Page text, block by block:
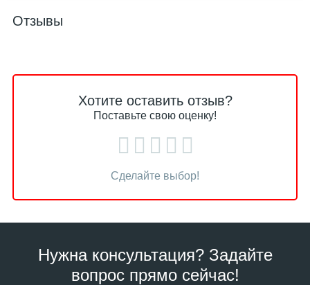
Отзывы
Хотите оставить отзыв?
Поставьте свою оценку!
Сделайте выбор!
Нужна консультация? Задайте
вопрос прямо сейчас!